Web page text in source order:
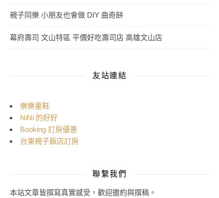
親子同樂 小朋友也會做 DIY 曲奇餅
幕府壽司 文山特區 平價好吃壽司店 高雄文山店
友站連結
樂樂童鞋
NiNi 的好好
Booking 訂房優惠
台東親子飯店訂房
聯繫我們
本站文章皆撰寫真實感受，歡迎邀約與撰稿。